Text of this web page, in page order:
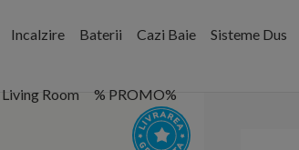
Incalzire Baterii Cazi Baie Sisteme Dus
Living Room % PROMO%